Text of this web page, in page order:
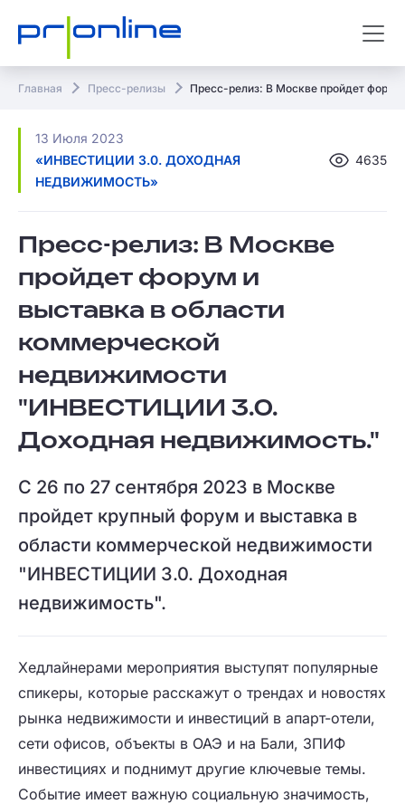
Главная Пресс-релизы Пресс-релиз: В Москве пройдет
13 Июля 2023
«ИНВЕСТИЦИИ 3.0. ДОХОДНАЯ
НЕДВИЖИМОСТЬ»
4635
Пресс-релиз: В Москве
пройдет форум и
выставка в области
коммерческой
недвижимости
"ИНВЕСТИЦИИ 3.0.
Доходная недвижимость."
С 26 по 27 сентября 2023 в Москве
пройдет крупный форум и выставка в
области коммерческой недвижимости
"ИНВЕСТИЦИИ 3.0. Доходная
недвижимость".
Хедлайнерами мероприятия выступят популярные
спикеры, которые расскажут о трендах и новостях
рынка недвижимости и инвестиций в апарт-отели,
сети офисов, объекты в ОАЭ и на Бали, ЗПИФ
инвестициях и поднимут другие ключевые темы.
Событие имеет важную социальную значимость,